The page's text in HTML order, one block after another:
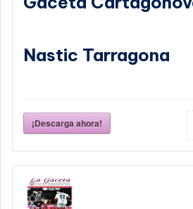
Nastic Tarragona
¡Descarga ahora!